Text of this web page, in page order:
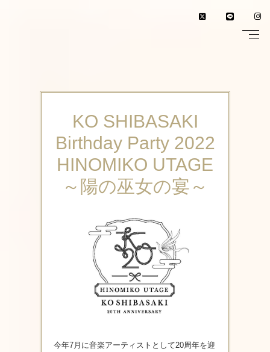
KO SHIBASAKI
Birthday Party 2022
HINOMIKO UTAGE
～陽の巫女の宴～
今年7月に音楽アーティストとして20周年を迎